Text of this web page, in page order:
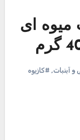
میوه ای
و آبنبات, #کازیوه